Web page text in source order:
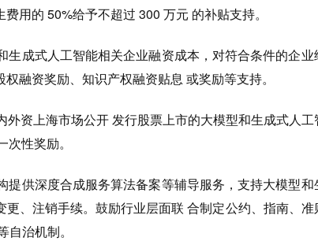
用的 50%给予不超过 300 万元 的补贴支持。
生成式人工智能相关企业融资成本，对符合条件的企
融资奖励、知识产权融资贴息 或奖励等支持。
外资上海市场公开 发行股票上市的大模型和生成式人工
性奖励。
提供深度合成服务算法备案等辅导服务，支持大模型
、注销手续。鼓励行业层面联 合制定公约、指南、
治机制。